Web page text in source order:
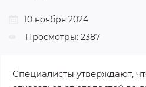
10 ноября 2024
Просмотры: 2387
Специалисты утверждают,